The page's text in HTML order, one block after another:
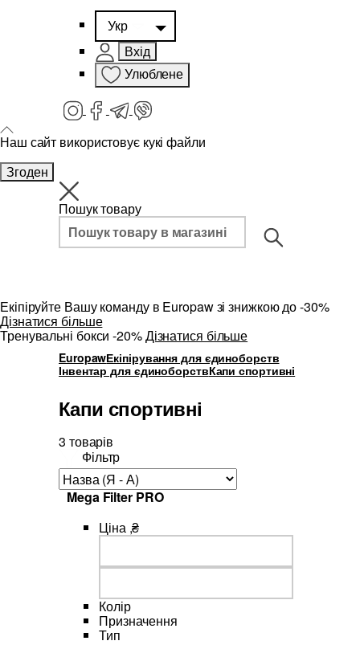
Укр
Вхід
Улюблене
Наш сайт використовує кукі файли
Згоден
Пошук товару
Екіпіруйте Вашу команду в Europaw зі знижкою до -30%
Дізнатися більше
Тренувальні бокси -20%Дізнатися більше
EuropawЕкіпірування для єдиноборств
Інвентар для єдиноборствКапи спортивні
Капи спортивні
3 товарів
Фільтр
Mega Filter PRO
Ціна ,₴
Колір
Призначення
Тип